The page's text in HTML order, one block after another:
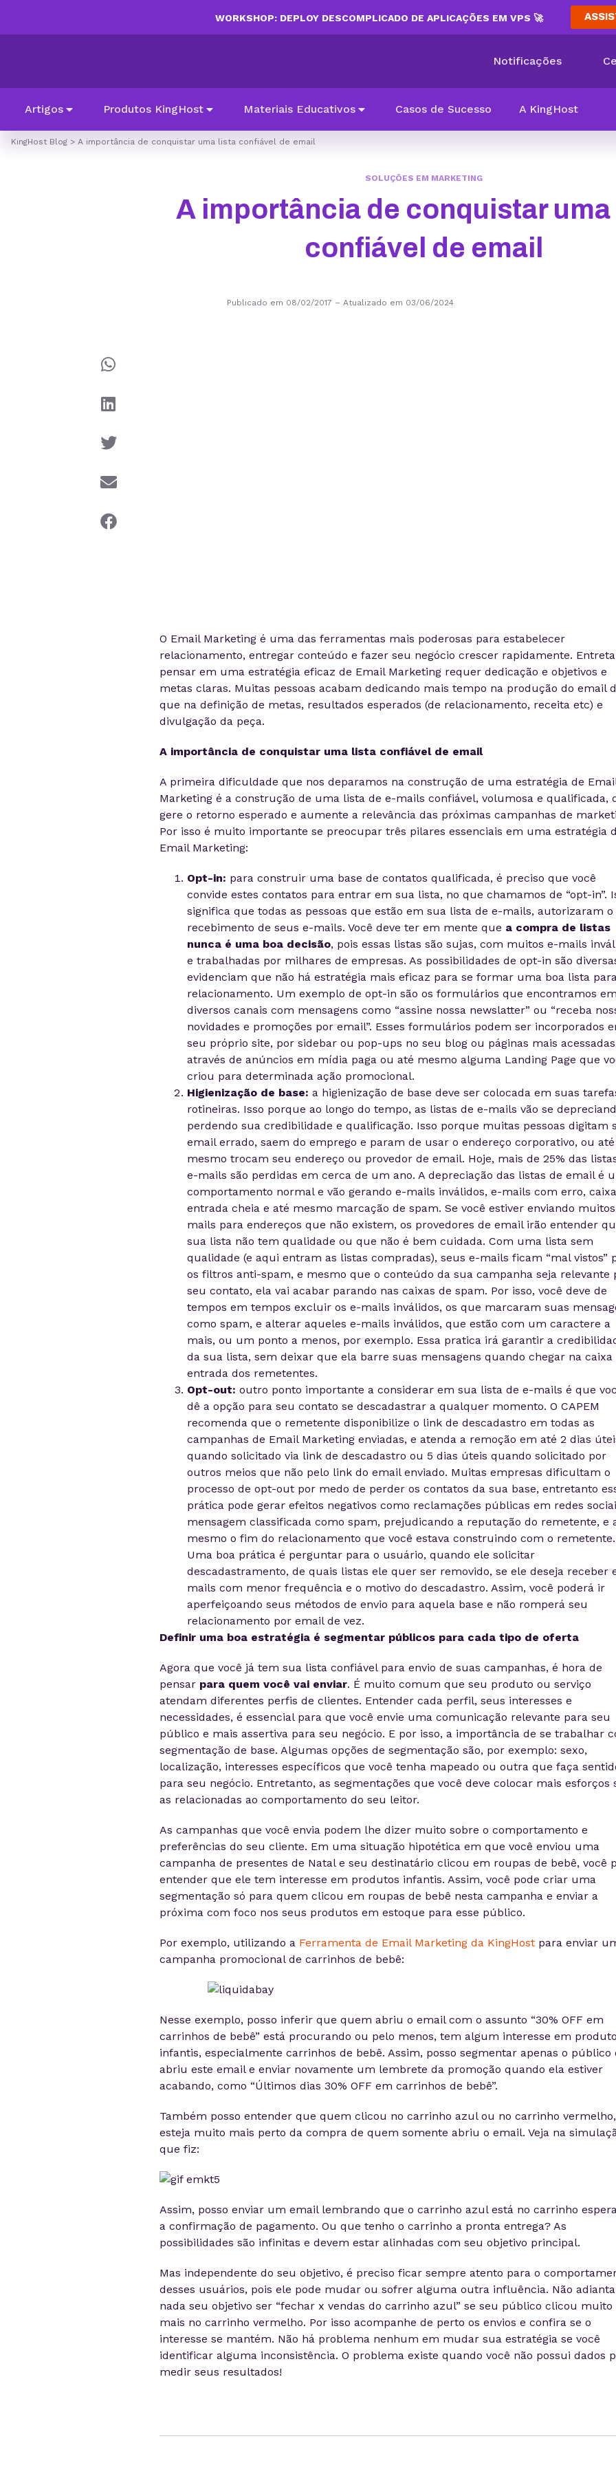
WORKSHOP: DEPLOY DESCOMPLICADO DE APLICAÇÕES EM VPS 🚀
Notificações
Artigos Produtos KingHost Materiais Educativos Casos de Sucesso A KingHost
KingHost Blog > A importância de conquistar uma lista confiável de email
SOLUÇÕES EM MARKETING
A importância de conquistar
confiável de email
Publicado em 08/02/2017 – Atualizado em 03/06/2024
O Email Marketing é uma das ferramentas mais poderosas para estabelecer
relacionamento, entregar conteúdo e fazer seu negócio crescer rapidamente.
pensar em uma estratégia eficaz de Email Marketing requer dedicação e objetivos e
metas claras. Muitas pessoas acabam dedicando mais tempo na produção do email
que na definição de metas, resultados esperados (de relacionamento, receita etc) e
divulgação da peça.
A importância de conquistar uma lista confiável de email
A primeira dificuldade que nos deparamos na construção de uma estratégia de
Marketing é a construção de uma lista de e-mails confiável, volumosa e qualificada,
gere o retorno esperado e aumente a relevância das próximas campanhas de
Por isso é muito importante se preocupar três pilares essenciais em uma estratégia
Email Marketing:
Opt-in: para construir uma base de contatos qualificada, é preciso que você
convide estes contatos para entrar em sua lista, no que chamamos de “opt-in”.
significa que todas as pessoas que estão em sua lista de e-mails, autorizaram o
recebimento de seus e-mails. Você deve ter em mente que a compra de listas
nunca é uma boa decisão, pois essas listas são sujas, com muitos e-mails
e trabalhadas por milhares de empresas. As possibilidades de opt-in são
evidenciam que não há estratégia mais eficaz para se formar uma boa lista
relacionamento. Um exemplo de opt-in são os formulários que encontramos em
diversos canais com mensagens como “assine nossa newslatter” ou “receba
novidades e promoções por email”. Esses formulários podem ser incorporados
seu próprio site, por sidebar ou pop-ups no seu blog ou páginas mais
através de anúncios em mídia paga ou até mesmo alguma Landing Page que
criou para determinada ação promocional.
Higienização de base: a higienização de base deve ser colocada em suas
rotineiras. Isso porque ao longo do tempo, as listas de e-mails vão se
perdendo sua credibilidade e qualificação. Isso porque muitas pessoas digitam
email errado, saem do emprego e param de usar o endereço corporativo, ou até
mesmo trocam seu endereço ou provedor de email. Hoje, mais de 25% das
e-mails são perdidas em cerca de um ano. A depreciação das listas de email é
comportamento normal e vão gerando e-mails inválidos, e-mails com erro,
entrada cheia e até mesmo marcação de spam. Se você estiver enviando
mails para endereços que não existem, os provedores de email irão entender
sua lista não tem qualidade ou que não é bem cuidada. Com uma lista sem
qualidade (e aqui entram as listas compradas), seus e-mails ficam “mal vistos”
os filtros anti-spam, e mesmo que o conteúdo da sua campanha seja relevante
seu contato, ela vai acabar parando nas caixas de spam. Por isso, você deve de
tempos em tempos excluir os e-mails inválidos, os que marcaram suas
como spam, e alterar aqueles e-mails inválidos, que estão com um caractere a
mais, ou um ponto a menos, por exemplo. Essa pratica irá garantir a
da sua lista, sem deixar que ela barre suas mensagens quando chegar na caixa
entrada dos remetentes.
Opt-out: outro ponto importante a considerar em sua lista de e-mails é que
dê a opção para seu contato se descadastrar a qualquer momento. O CAPEM
recomenda que o remetente disponibilize o link de descadastro em todas as
campanhas de Email Marketing enviadas, e atenda a remoção em até 2 dias
quando solicitado via link de descadastro ou 5 dias úteis quando solicitado por
outros meios que não pelo link do email enviado. Muitas empresas dificultam o
processo de opt-out por medo de perder os contatos da sua base, entretanto
prática pode gerar efeitos negativos como reclamações públicas em redes
mensagem classificada como spam, prejudicando a reputação do remetente, e
mesmo o fim do relacionamento que você estava construindo com o remetente.
Uma boa prática é perguntar para o usuário, quando ele solicitar
descadastramento, de quais listas ele quer ser removido, se ele deseja receber
mails com menor frequência e o motivo do descadastro. Assim, você poderá ir
aperfeiçoando seus métodos de envio para aquela base e não romperá seu
relacionamento por email de vez.
Definir uma boa estratégia é segmentar públicos para cada tipo de oferta
Agora que você já tem sua lista confiável para envio de suas campanhas, é hora de
pensar para quem você vai enviar. É muito comum que seu produto ou serviço
atendam diferentes perfis de clientes. Entender cada perfil, seus interesses e
necessidades, é essencial para que você envie uma comunicação relevante para seu
público e mais assertiva para seu negócio. E por isso, a importância de se trabalhar
segmentação de base. Algumas opções de segmentação são, por exemplo: sexo,
localização, interesses específicos que você tenha mapeado ou outra que faça
para seu negócio. Entretanto, as segmentações que você deve colocar mais esforços
as relacionadas ao comportamento do seu leitor.
As campanhas que você envia podem lhe dizer muito sobre o comportamento e
preferências do seu cliente. Em uma situação hipotética em que você enviou uma
campanha de presentes de Natal e seu destinatário clicou em roupas de bebê, você
entender que ele tem interesse em produtos infantis. Assim, você pode criar uma
segmentação só para quem clicou em roupas de bebê nesta campanha e enviar a
próxima com foco nos seus produtos em estoque para esse público.
Por exemplo, utilizando a Ferramenta de Email Marketing da KingHostpara enviar
campanha promocional de carrinhos de bebê:
Nesse exemplo, posso inferir que quem abriu o email com o assunto “30% OFF em
carrinhos de bebê” está procurando ou pelo menos, tem algum interesse em
infantis, especialmente carrinhos de bebê. Assim, posso segmentar apenas o público
abriu este email e enviar novamente um lembrete da promoção quando ela estiver
acabando, como “Últimos dias 30% OFF em carrinhos de bebê”.
Também posso entender que quem clicou no carrinho azul ou no carrinho vermelho,
esteja muito mais perto da compra de quem somente abriu o email. Veja na
que fiz:
Assim, posso enviar um email lembrando que o carrinho azul está no carrinho
a confirmação de pagamento. Ou que tenho o carrinho a pronta entrega? As
possibilidades são infinitas e devem estar alinhadas com seu objetivo principal.
Mas independente do seu objetivo, é preciso ficar sempre atento para o
desses usuários, pois ele pode mudar ou sofrer alguma outra influência. Não adianta
nada seu objetivo ser “fechar x vendas do carrinho azul” se seu público clicou muito
mais no carrinho vermelho. Por isso acompanhe de perto os envios e confira se o
interesse se mantém. Não há problema nenhum em mudar sua estratégia se você
identificar alguma inconsistência. O problema existe quando você não possui dados
medir seus resultados!